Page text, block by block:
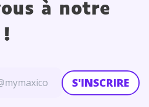
à notre
!
S'INSCRIRE